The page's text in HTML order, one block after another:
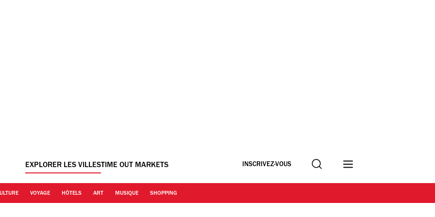
EXPLORER LES VILLESTIME OUT MARKETS INSCRIVEZ-VOUS Recherche
VOYAGE HÔTELS ART MUSIQUE SHOPPING